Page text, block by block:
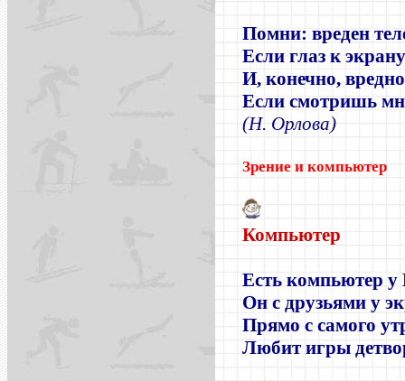
Помни: вреден
Если глаз к
И, конечно, вредно
Если смотришь
(Н. Орлова)
Зрение и компьютер
Компьютер
Есть компьютер у
Он с друзьями у
Прямо с самого
Любит игры